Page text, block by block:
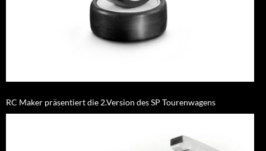
RC Maker präsentiert die 2.Version des SP Tourenwagens